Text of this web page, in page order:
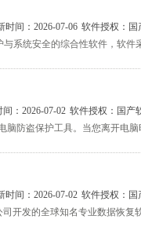
时间：2026-07-06 软件授权： 国
：2026-07-02 软件授权： 国产
时间：2026-07-02 软件授权： 国